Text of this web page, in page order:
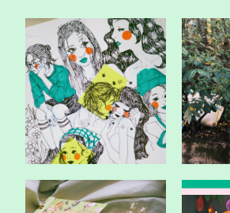
Favoritos de estos días
nublados.